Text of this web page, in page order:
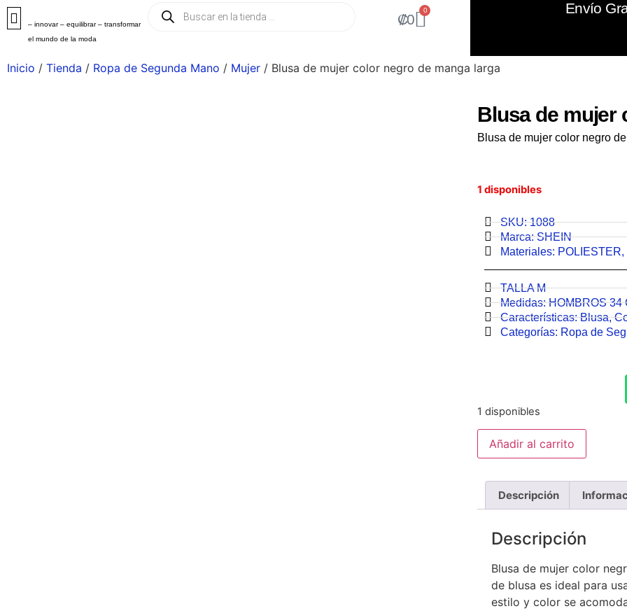
– innovar – equilibrar – transformar
el mundo de la moda
₡0
0 Envío
Inicio / Tienda / Ropa de Segunda Mano / Mujer / Blusa de mujer color negro de manga larga
Blusa de mujer
Blusa de mujer color negro
1 disponibles
SKU: 1088
Marca:SHEIN
Materiales: POLIESTER,
TALLA M
Medidas:HOMBROS 34
Características:Blusa,
Categorías: Ropa de
1 disponibles
Añadir al carrito
Descripción
Descripción
Blusa de mujer color
de blusa es ideal para
estilo y color se